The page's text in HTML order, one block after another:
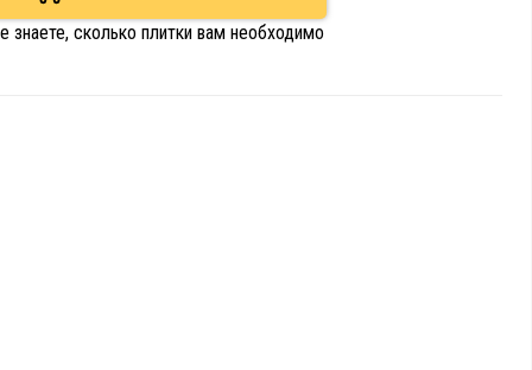
знаете, сколько плитки вам необходимо